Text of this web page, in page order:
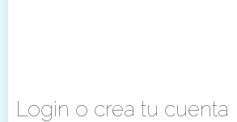
Login o crea tu cuenta